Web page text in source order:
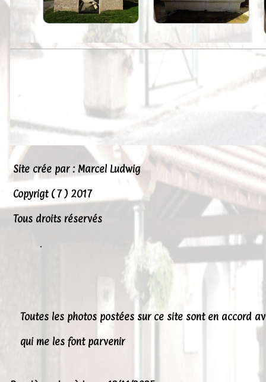
Site crée par : Marcel Ludwig
Copyrigt ( 7 ) 2017
Tous droits réservés
.
Toutes les photos postées sur ce site sont en accord
qui me les font parvenir